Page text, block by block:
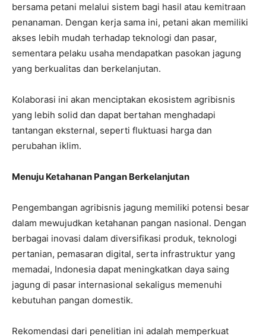
bersama petani melalui sistem bagi hasil atau kemitraan
penanaman. Dengan kerja sama ini, petani akan memiliki
akses lebih mudah terhadap teknologi dan pasar,
sementara pelaku usaha mendapatkan pasokan jagung
yang berkualitas dan berkelanjutan.
Kolaborasi ini akan menciptakan ekosistem agribisnis
yang lebih solid dan dapat bertahan menghadapi
tantangan eksternal, seperti fluktuasi harga dan
perubahan iklim.
Menuju Ketahanan Pangan Berkelanjutan
Pengembangan agribisnis jagung memiliki potensi besar
dalam mewujudkan ketahanan pangan nasional. Dengan
berbagai inovasi dalam diversifikasi produk, teknologi
pertanian, pemasaran digital, serta infrastruktur yang
memadai, Indonesia dapat meningkatkan daya saing
jagung di pasar internasional sekaligus memenuhi
kebutuhan pangan domestik.
Rekomendasi dari penelitian ini adalah memperkuat